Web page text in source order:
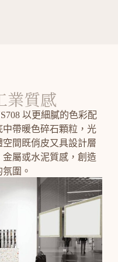
質感
以更細膩的色彩配
帶暖色碎石顆粒，光
間既俏皮又具設計層
屬或水泥質感，創造
圍。